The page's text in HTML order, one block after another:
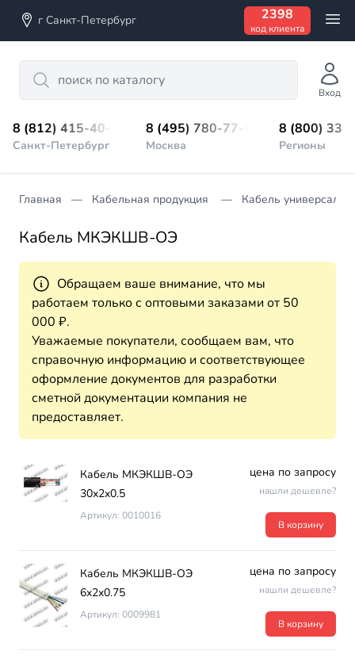
г Санкт-Петербург 2398
код клиента
Search
Вход
8 (812) 415-40-45
Санкт-Петербург
8 (495) 780-77-98
Москва
8 (800)
Регионы
Главная Кабельная продукция Кабель
Кабель МКЭКШВ-ОЭ
Обращаем ваше внимание, что мы
работаем только с оптовыми заказами от 50
000 ₽.
Уважаемые покупатели, сообщаем вам, что
справочную информацию и соответствующее
оформление документов для разработки
сметной документации компания не
предоставляет.
Кабель МКЭКШВ-ОЭ
30х2х0.5
Артикул: 0010016
цена по запросу
нашли дешевле?
В корзину
Кабель МКЭКШВ-ОЭ
6х2х0.75
Артикул: 0009981
цена по запросу
нашли дешевле?
В корзину